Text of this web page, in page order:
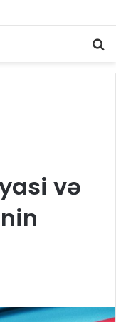
bilər”
və